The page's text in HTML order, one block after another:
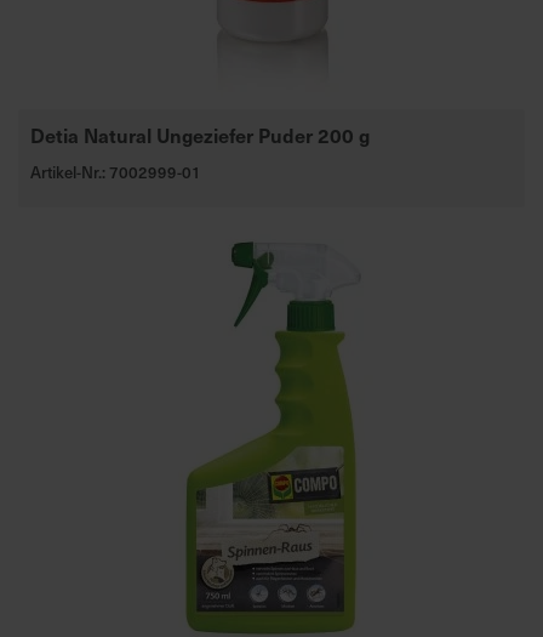
Detia Natural Ungeziefer Puder 200 g
Artikel-Nr.: 7002999-01